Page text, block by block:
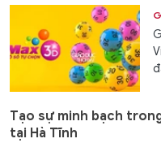
Tạo sự minh bạch
tại Hà Tĩnh